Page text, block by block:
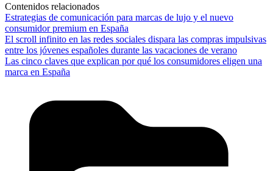
Contenidos relacionados
Estrategias de comunicación para marcas de lujo y el nuevo
consumidor premium en España
El scroll infinito en las redes sociales dispara las compras impulsivas
entre los jóvenes españoles durante las vacaciones de verano
Las cinco claves que explican por qué los consumidores eligen una
marca en España